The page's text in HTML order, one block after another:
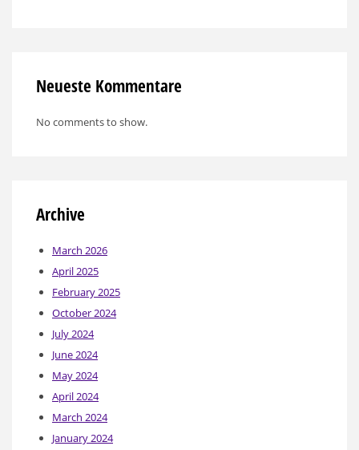
Neueste Kommentare
No comments to show.
Archive
March 2026
April 2025
February 2025
October 2024
July 2024
June 2024
May 2024
April 2024
March 2024
January 2024